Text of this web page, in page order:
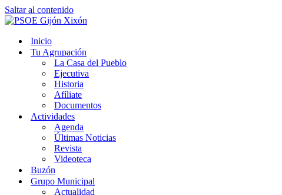
Saltar al contenido
Inicio
Tu Agrupación
La Casa del Pueblo
Ejecutiva
Historia
Afíliate
Documentos
Actividades
Agenda
Últimas Noticias
Revista
Videoteca
Buzón
Grupo Municipal
Actualidad